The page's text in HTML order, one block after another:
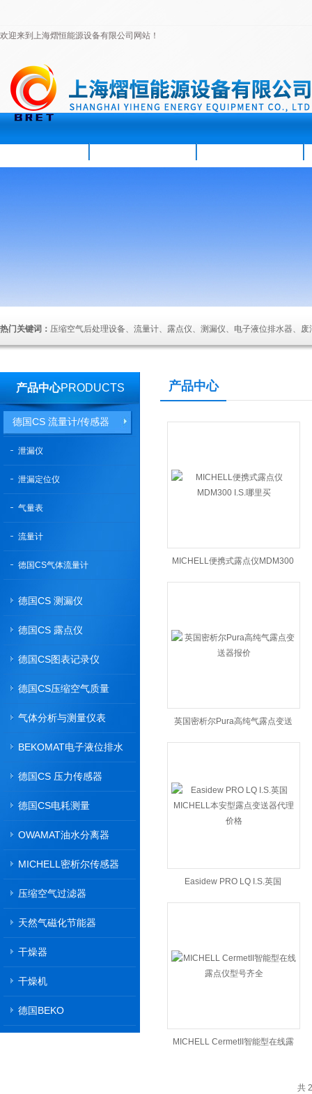
欢迎来到上海熠恒能源设备有限公司网站！
热门关键词： 压缩空气后处理设备、流量计、露点仪、测漏仪、电子液位排水器、
产品中心PRODUCTS
德国CS 流量计/传感器
泄漏仪
泄漏定位仪
气量表
流量计
德国CS气体流量计
德国CS 测漏仪
德国CS 露点仪
德国CS图表记录仪
德国CS压缩空气质量
气体分析与测量仪表
BEKOMAT电子液位排水
德国CS 压力传感器
德国CS电耗测量
OWAMAT油水分离器
MICHELL密析尔传感器
压缩空气过滤器
天然气磁化节能器
干燥器
干燥机
德国BEKO
产品中心
MICHELL便携式露点仪MDM300
英国密析尔Pura高纯气露点变送
Easidew PRO LQ I.S.英国
MICHELL CermetII智能型在线露
共